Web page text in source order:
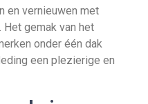
en vernieuwen met
gemak van het
onder één dak
een plezierige en